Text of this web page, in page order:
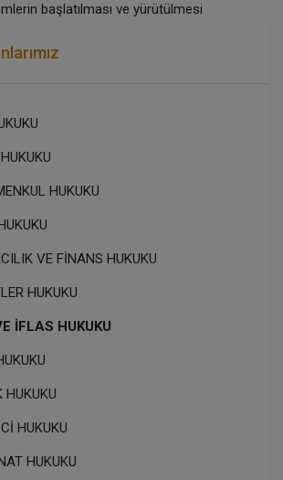
başlatılması ve yürütülmesi
HUKUKU
VE FİNANS HUKUKU
HUKUKU
İFLAS HUKUKU
HUKUKU
HUKUKU
HUKUKU